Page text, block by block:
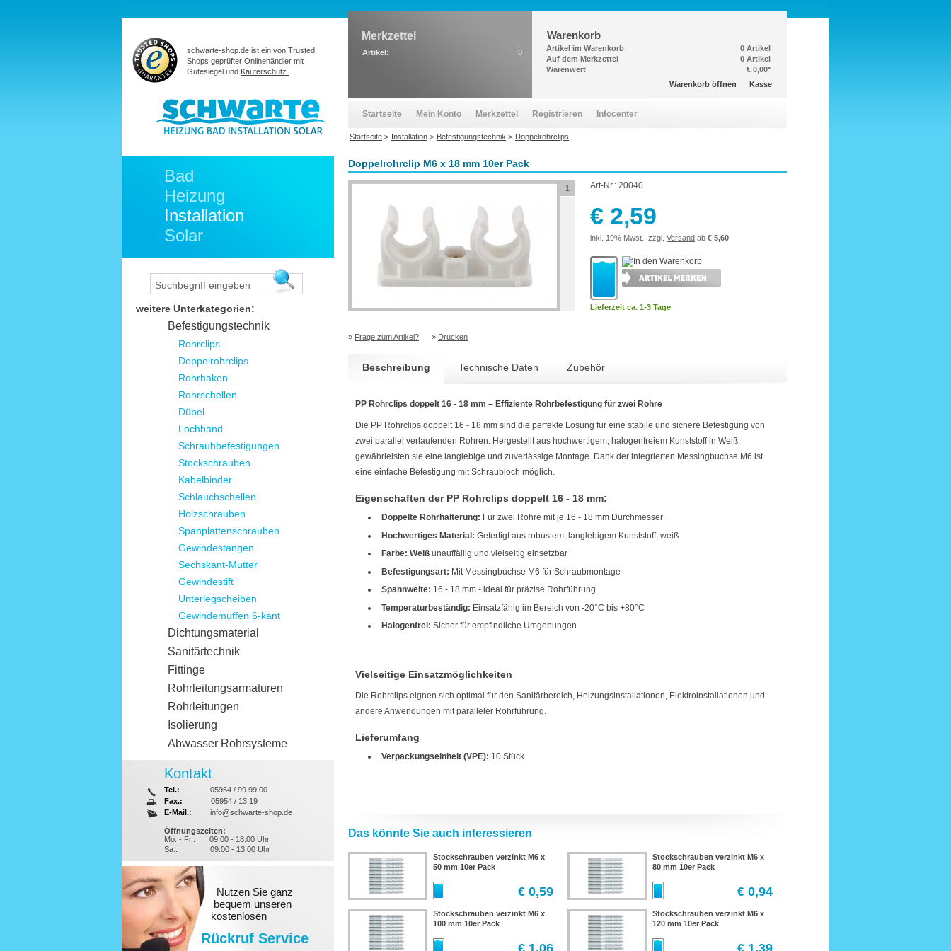
Doppelrohrclip M6 x 18 mm 10er Pack
1 Art-Nr.: 20040
€ 2,59
inkl. 19% Mwst., zzgl. Versand ab € 5,60
Lieferzeit ca. 1-3 Tage
» Frage zum Artikel? » Drucken
Beschreibung Technische Daten Zubehör
PP Rohrclips doppelt 16 - 18 mm – Effiziente Rohrbefestigung für zwei Rohre
Die PP Rohrclips doppelt 16 - 18 mm sind die perfekte Lösung für eine stabile und sichere Befestigung von
zwei parallel verlaufenden Rohren. Hergestellt aus hochwertigem, halogenfreiem Kunststoff in Weiß,
gewährleisten sie eine langlebige und zuverlässige Montage. Dank der integrierten Messingbuchse M6 ist
eine einfache Befestigung mit Schraubloch möglich.
Eigenschaften der PP Rohrclips doppelt 16 - 18 mm:
Doppelte Rohrhalterung: Für zwei Rohre mit je 16 - 18 mm Durchmesser
Hochwertiges Material: Gefertigt aus robustem, langlebigem Kunststoff, weiß
Farbe: Weißunauffällig und vielseitig einsetzbar
Befestigungsart: Mit Messingbuchse M6 für Schraubmontage
Spannweite: 16 - 18 mm - ideal für präzise Rohrführung
Temperaturbeständig: Einsatzfähig im Bereich von -20°C bis +80°C
Halogenfrei: Sicher für empfindliche Umgebungen
Vielseitige Einsatzmöglichkeiten
Die Rohrclips eignen sich optimal für den Sanitärbereich, Heizungsinstallationen, Elektroinstallationen und
andere Anwendungen mit paralleler Rohrführung.
Lieferumfang
Verpackungseinheit (VPE): 10 Stück
Das könnte Sie auch interessieren
Stockschrauben verzinkt M6 x
50 mm 10er Pack
€ 0,59
Stockschrauben verzinkt M6 x
80 mm 10er Pack
€ 0,94
Stockschrauben verzinkt M6 x
100 mm 10er Pack
€ 1,06
Stockschrauben verzinkt M6 x
120 mm 10er Pack
€ 1,39
Bad
Heizung
Installation
Solar
weitere Unterkategorien:
Befestigungstechnik
Rohrclips
Doppelrohrclips
Rohrhaken
Rohrschellen
Dübel
Lochband
Schraubbefestigungen
Stockschrauben
Kabelbinder
Schlauchschellen
Holzschrauben
Spanplattenschrauben
Gewindestangen
Sechskant-Mutter
Gewindestift
Unterlegscheiben
Gewindemuffen 6-kant
Dichtungsmaterial
Sanitärtechnik
Fittinge
Rohrleitungsarmaturen
Rohrleitungen
Isolierung
Abwasser Rohrsysteme
Kontakt
Tel.:
05954 / 99 99 00
Fax.:
05954 / 13 19
E-Mail.:
info@schwarte-shop.de
Öffnungszeiten:
Mo. - Fr.:
09:00 - 18:00 Uhr
Sa.:
09:00 - 13:00 Uhr
Nutzen Sie ganz
bequem unseren
kostenlosen
Rückruf Service
schwarte-shop.de ist ein von Trusted
Shops geprüfter Onlinehändler mit
Gütesiegel und Käuferschutz.
Merkzettel
Artikel: 0
Warenkorb
Artikel im Warenkorb
0 Artikel
Auf dem Merkzettel
0 Artikel
Warenwert
€ 0,00*
Warenkorb öffnen
Kasse
Startseite Mein Konto Merkzettel Registrieren Infocenter
Startseite > Installation > Befestigungstechnik > Doppelrohrclips